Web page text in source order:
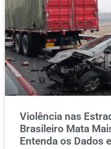
Violência nas
Brasileiro Mata
Entenda os Dados